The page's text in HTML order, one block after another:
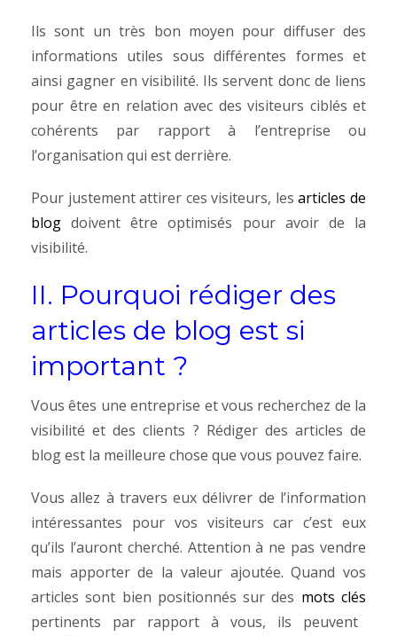
Ils sont un très bon moyen pour diffuser des
informations utiles sous différentes formes et
ainsi gagner en visibilité. Ils servent donc de liens
pour être en relation avec des visiteurs ciblés et
cohérents par rapport à l’entreprise ou
l’organisation qui est derrière.
Pour justement attirer ces visiteurs, lesarticles de
blog doivent être optimisés pour avoir de la
visibilité.
II. Pourquoi rédiger des
articles de blog est si
important ?
Vous êtes une entreprise et vous recherchez de la
visibilité et des clients ? Rédiger des articles de
blog est la meilleure chose que vous pouvez faire.
Vous allez à travers eux délivrer de l’information
intéressantes pour vos visiteurs car c’est eux
qu’ils l’auront cherché. Attention à ne pas vendre
mais apporter de la valeur ajoutée.Quand vos
articles sont bien positionnés sur des mots clés
pertinents par rapport à vous, ils peuvent